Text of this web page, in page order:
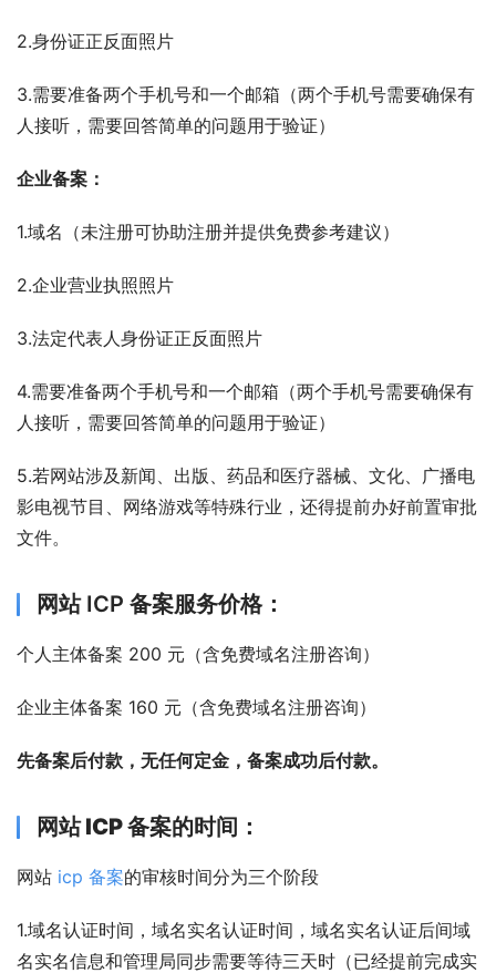
2.身份证正反面照片
3.需要准备两个手机号和一个邮箱（两个手机号需要确保有
人接听，需要回答简单的问题用于验证）
企业备案：
1.域名（未注册可协助注册并提供免费参考建议）
2.企业营业执照照片
3.法定代表人身份证正反面照片
4.需要准备两个手机号和一个邮箱（两个手机号需要确保有
人接听，需要回答简单的问题用于验证）
5.若网站涉及新闻、出版、药品和医疗器械、文化、广播电
影电视节目、网络游戏等特殊行业，还得提前办好前置审批
文件。
网站 ICP 备案服务价格：
个人主体备案 200 元（含免费域名注册咨询）
企业主体备案 160 元（含免费域名注册咨询）
先备案后付款，无任何定金，备案成功后付款。
网站 ICP 备案的时间：
网站 icp 备案的审核时间分为三个阶段
1.域名认证时间，域名实名认证时间，域名实名认证后间域
名实名信息和管理局同步需要等待三天时（已经提前完成实